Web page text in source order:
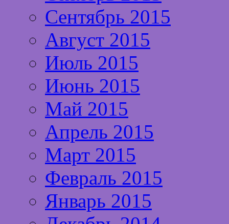
Сентябрь 2015
Август 2015
Июль 2015
Июнь 2015
Май 2015
Апрель 2015
Март 2015
Февраль 2015
Январь 2015